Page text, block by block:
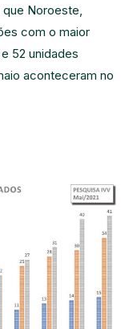
Noroeste,
com o maior
52 unidades
aconteceram no